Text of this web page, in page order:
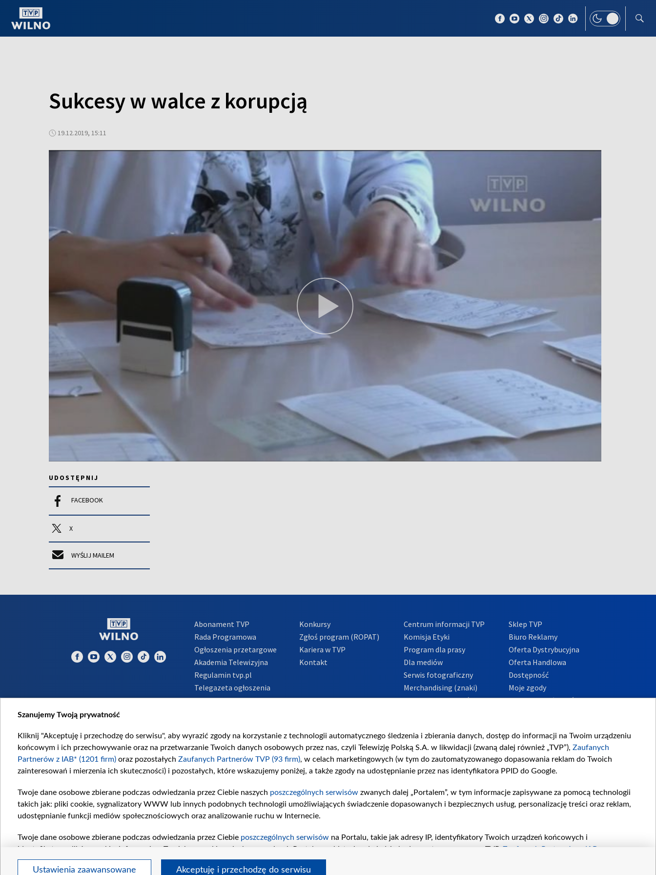
Sukcesy w walce z korupcją
19.12.2019, 15:11
UDOSTĘPNIJ
FACEBOOK
X
WYŚLIJ MAILEM
Abonament TVP
Rada Programowa
Ogłoszenia przetargowe
Akademia Telewizyjna
Regulamin tvp.pl
Telegazeta ogłoszenia
Informacje o nadawcy
Konkursy
Zgłoś program (ROPAT)
Kariera w TVP
Kontakt
Centrum informacji TVP
Komisja Etyki
Program dla prasy
Dla mediów
Serwis fotograficzny
Merchandising (znaki)
Polityka Prywatności
Sklep TVP
Biuro Reklamy
Oferta Dystrybucyjna
Oferta Handlowa
Dostępność
Moje zgody
Procedura zgłoszeń
Szanujemy Twoją prywatność
Kliknij "Akceptuję i przechodzę do serwisu", aby wyrazić zgody na korzystanie z technologii automatycznego śledzenia i zbierania danych, dostęp do informacji na Twoim urządzeniu
końcowym i ich przechowywanie oraz na przetwarzanie Twoich danych osobowych przez nas, czyli Telewizję Polską S.A. w likwidacji (zwaną dalej również „TVP”), Zaufanych
Partnerów z IAB* (1201 firm) oraz pozostałych Zaufanych Partnerów TVP (93 firm), w celach marketingowych (w tym do zautomatyzowanego dopasowania reklam do Twoich
zainteresowań i mierzenia ich skuteczności) i pozostałych, które wskazujemy poniżej, a także zgody na udostępnianie przez nas identyfikatora PPID do Google.
Twoje dane osobowe zbierane podczas odwiedzania przez Ciebie naszych poszczególnych serwisów zwanych dalej „Portalem”, w tym informacje zapisywane za pomocą technologii
takich jak: pliki cookie, sygnalizatory WWW lub innych podobnych technologii umożliwiających świadczenie dopasowanych i bezpiecznych usług, personalizację treści oraz reklam,
udostępnianie funkcji mediów społecznościowych oraz analizowanie ruchu w Internecie.
Twoje dane osobowe zbierane podczas odwiedzania przez Ciebie poszczególnych serwisów na Portalu, takie jak adresy IP, identyfikatory Twoich urządzeń końcowych i
identyfikatory plików cookie, informacje o Twoich wyszukiwaniach w serwisach Portalu czy historia odwiedzin będą przetwarzane przez TVP, Zaufanych Partnerów z IAB
pozostałychZaufanych Partnerów TVP
dla realizacji następujących celów i funkcji: przechowywania informacji na urządzeniu lub dostęp do nich, wyboru podstawowych reklam,
wyboru spersonalizowanych reklam, tworzenia profilu spersonalizowanych reklam, tworzenia profilu spersonalizowanych treści, wyboru spersonalizowanych treści, pomiaru
Ustawienia zaawansowane Akceptuję i przechodzę do serwisu